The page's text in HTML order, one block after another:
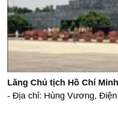
Lăng Chủ tịch Hồ Chí Minh
- Địa chỉ: Hùng Vương,